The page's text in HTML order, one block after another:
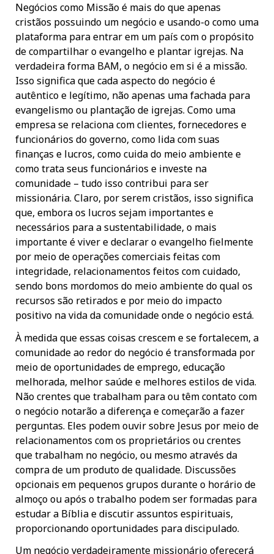
Negócios como Missão é mais do que apenas
cristãos possuindo um negócio e usando-o como uma
plataforma para entrar em um país com o propósito
de compartilhar o evangelho e plantar igrejas. Na
verdadeira forma BAM, o negócio em si é a missão.
Isso significa que cada aspecto do negócio é
autêntico e legítimo, não apenas uma fachada para
evangelismo ou plantação de igrejas. Como uma
empresa se relaciona com clientes, fornecedores e
funcionários do governo, como lida com suas
finanças e lucros, como cuida do meio ambiente e
como trata seus funcionários e investe na
comunidade – tudo isso contribui para ser
missionária. Claro, por serem cristãos, isso significa
que, embora os lucros sejam importantes e
necessários para a sustentabilidade, o mais
importante é viver e declarar o evangelho fielmente
por meio de operações comerciais feitas com
integridade, relacionamentos feitos com cuidado,
sendo bons mordomos do meio ambiente do qual os
recursos são retirados e por meio do impacto
positivo na vida da comunidade onde o negócio está.
À medida que essas coisas crescem e se fortalecem, a
comunidade ao redor do negócio é transformada por
meio de oportunidades de emprego, educação
melhorada, melhor saúde e melhores estilos de vida.
Não crentes que trabalham para ou têm contato com
o negócio notarão a diferença e começarão a fazer
perguntas. Eles podem ouvir sobre Jesus por meio de
relacionamentos com os proprietários ou crentes
que trabalham no negócio, ou mesmo através da
compra de um produto de qualidade. Discussões
opcionais em pequenos grupos durante o horário de
almoço ou após o trabalho podem ser formadas para
estudar a Bíblia e discutir assuntos espirituais,
proporcionando oportunidades para discipulado.
Um negócio verdadeiramente missionário oferecerá